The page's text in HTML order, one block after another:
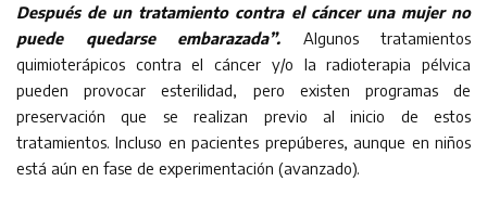
Después de un tratamiento contra el cáncer una mujer no
puede quedarse embarazada”. Algunos tratamientos
quimioterápicos contra el cáncer y/o la radioterapia pélvica
pueden provocar esterilidad, pero existen programas de
preservación que se realizan previo al inicio de estos
tratamientos. Incluso en pacientes prepúberes, aunque en niños
está aún en fase de experimentación (avanzado).